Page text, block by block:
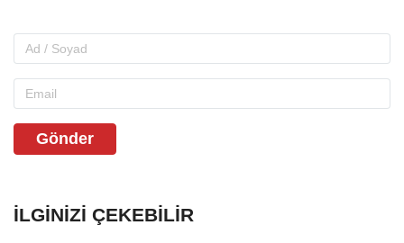
Gönder
İLGINIZI ÇEKEBILIR